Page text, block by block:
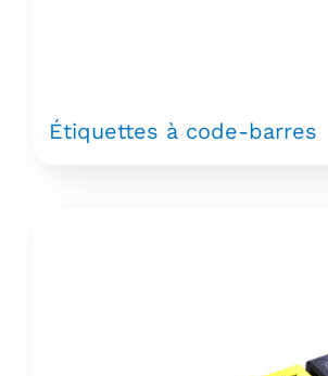
Étiquettes à code-barres